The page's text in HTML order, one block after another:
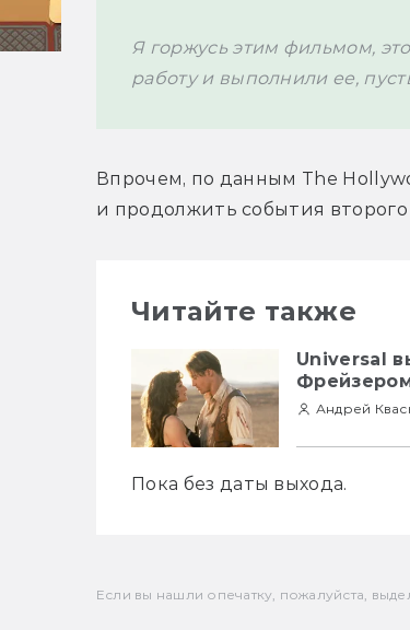
Я горжусь этим фильмом,
работу и выполнили ее,
Впрочем, по данным The
и продолжить события
Читайте также
Universal
Андрей
Пока без даты выхода.
Если вы нашли опечатку, пожалуйста,